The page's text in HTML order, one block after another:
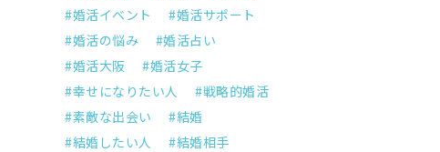
婚活イベント
婚活サポート
婚活の悩み
婚活占い
婚活大阪
婚活女子
幸せになりたい人
戦略的婚活
素敵な出会い
結婚
結婚したい人
結婚相手